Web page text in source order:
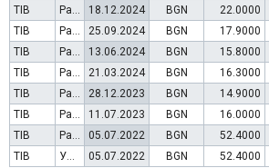
TIB
Раздаване на дивидент 18.12.2024 BGN 22.0000
TIB
Раздаване на дивидент 25.09.2024 BGN 17.9000
TIB
Раздаване на дивидент 13.06.2024 BGN 15.8000
TIB
Раздаване на дивидент 21.03.2024 BGN 16.3000
TIB
Раздаване на дивидент 28.12.2023 BGN 14.9000
TIB
Раздаване на дивидент 11.07.2023 BGN 16.0000
TIB
Раздаване на дивидент 05.07.2022 BGN 52.4000
TIB
Увеличение на капитал (резерви) 05.07.2022 BGN 52.4000